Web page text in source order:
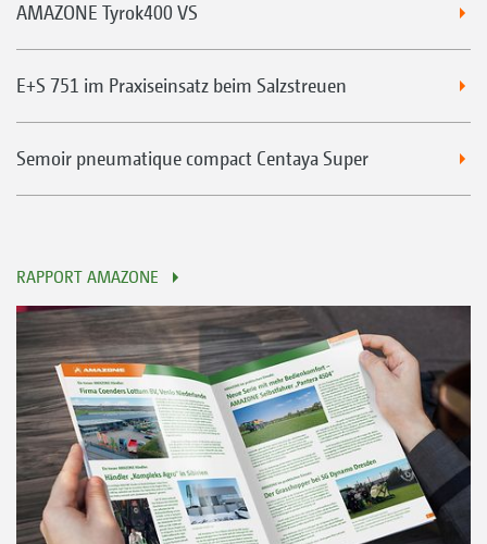
AMAZONE Tyrok400 VS
E+S 751 im Praxiseinsatz beim Salzstreuen
Semoir pneumatique compact Centaya Super
RAPPORT AMAZONE